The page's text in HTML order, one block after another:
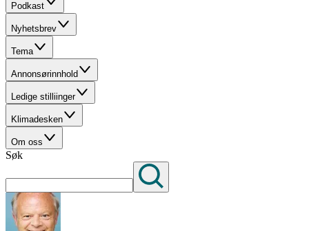
Podkast
Nyhetsbrev
Tema
Annonsørinnhold
Ledige stilliinger
Klimadesken
Om oss
Søk